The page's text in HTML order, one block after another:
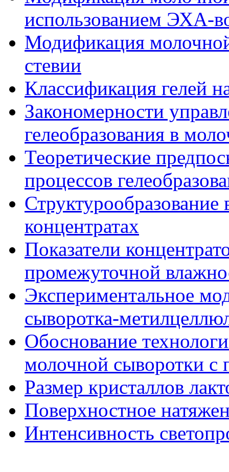
использованием ЭХА-
Модификация
стевии
Классификация гелей
Закономерности
гелеобразования в
Теоретические
процессов
концентратах
Показатели
промежуточной
Экспериментальное
сыворотка-
Обоснование
молочной сыворотки
Размер кристаллов
Поверхностное
Интенсивность